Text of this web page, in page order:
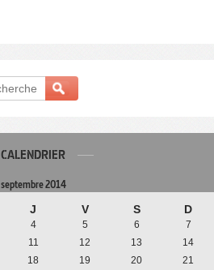
CALENDRIER
septembre 2014
J V S D
4 5 6
7
11 12 13
14
18 19 20
21